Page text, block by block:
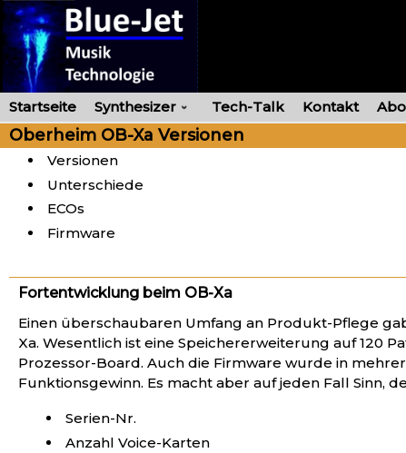
Skip
to
content
Startseite Synthesizer Tech-Talk Kontakt
Oberheim OB-Xa Versionen
Versionen
Unterschiede
ECOs
Firmware
Fortentwicklung beim OB-Xa
Einen überschaubaren Umfang an Produkt-Pflege
Xa. Wesentlich ist eine Speichererweiterung auf 120
Prozessor-Board. Auch die Firmware wurde in
Funktionsgewinn. Es macht aber auf jeden Fall Sinn,
Serien-Nr.
Anzahl Voice-Karten